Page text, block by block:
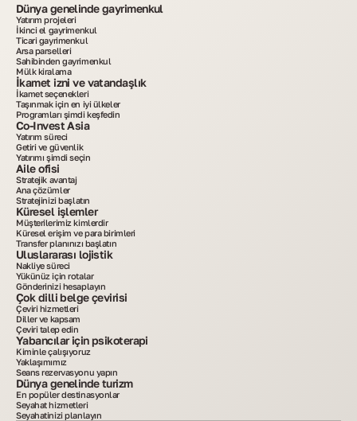
Dünya genelinde gayrimenkul
Yatırım projeleri
İkinci el gayrimenkul
Ticari gayrimenkul
Arsa parselleri
Sahibinden gayrimenkul
Mülk kiralama
İkamet izni ve vatandaşlık
İkamet seçenekleri
Taşınmak için en iyi ülkeler
Programları şimdi keşfedin
Co-Invest Asia
Yatırım süreci
Getiri ve güvenlik
Yatırımı şimdi seçin
Aile ofisi
Stratejik avantaj
Ana çözümler
Stratejinizi başlatın
Küresel işlemler
Müşterilerimiz kimlerdir
Küresel erişim ve para birimleri
Transfer planınızı başlatın
Uluslararası lojistik
Nakliye süreci
Yükünüz için rotalar
Gönderinizi hesaplayın
Çok dilli belge çevirisi
Çeviri hizmetleri
Diller ve kapsam
Çeviri talep edin
Yabancılar için psikoterapi
Kiminle çalışıyoruz
Yaklaşımımız
Seans rezervasyonu yapın
Dünya genelinde turizm
En popüler destinasyonlar
Seyahat hizmetleri
Seyahatinizi planlayın